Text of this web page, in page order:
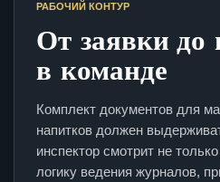
РАБОЧИЙ КОНТУР
От заявки до
в команде
Комплект документов для
напитков должен
инспектор смотрит не
логику ведения журналов,